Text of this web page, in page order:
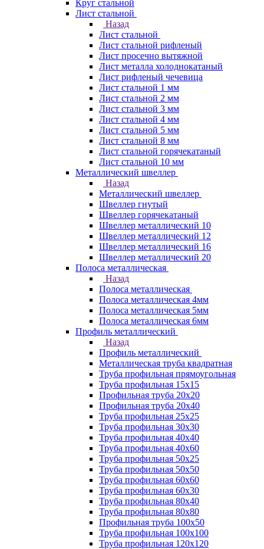
Круг стальной
Лист стальной
Назад
Лист стальной
Лист стальной рифленый
Лист просечно вытяжной
Лист металла холоднокатаный
Лист рифленый чечевица
Лист стальной 1 мм
Лист стальной 2 мм
Лист стальной 3 мм
Лист стальной 4 мм
Лист стальной 5 мм
Лист стальной 8 мм
Лист стальной горячекатаный
Лист стальной 10 мм
Металлический швеллер
Назад
Металлический швеллер
Швеллер гнутый
Швеллер горячекатаный
Швеллер металлический 10
Швеллер металлический 12
Швеллер металлический 16
Швеллер металлический 20
Полоса металлическая
Назад
Полоса металлическая
Полоса металлическая 4мм
Полоса металлическая 5мм
Полоса металлическая 6мм
Профиль металлический
Назад
Профиль металлический
Металлическая труба квадратная
Труба профильная прямоугольная
Труба профильная 15х15
Профильная труба 20х20
Профильная труба 20х40
Труба профильная 25х25
Труба профильная 30x30
Труба профильная 40х40
Труба профильная 40х60
Труба профильная 50х25
Труба профильная 50х50
Труба профильная 60x60
Труба профильная 60х30
Труба профильная 80х40
Труба профильная 80х80
Профильная труба 100х50
Труба профильная 100х100
Труба профильная 120х120